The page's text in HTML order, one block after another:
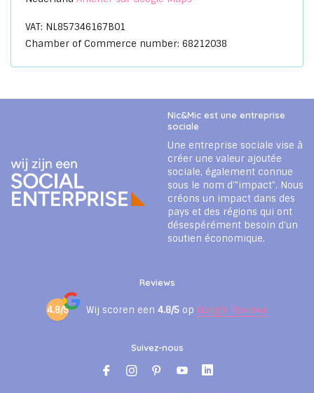
VAT: NL857346167B01
Chamber of Commerce number: 68212038
Nic&Mic est une entreprise
sociale
Une entreprise sociale vise à
créer une valeur ajoutée
sociale, également connue
sous le nom d'"impact". Nous
créons un impact dans des
pays et des régions qui ont
désespérément besoin d'un
soutien économique.
Reviews
4.8/5 Wij scoren een 4.8/5 op Google Reviews
Suivez-nous